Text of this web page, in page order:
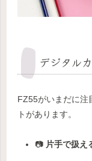
デジタル
FZ55がいまだに注
トがあります。
📷 片手で扱え